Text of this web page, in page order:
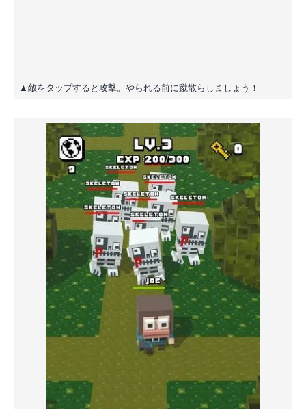
▲敵をタップすると攻撃。やられる前に蹴散らしましょう！